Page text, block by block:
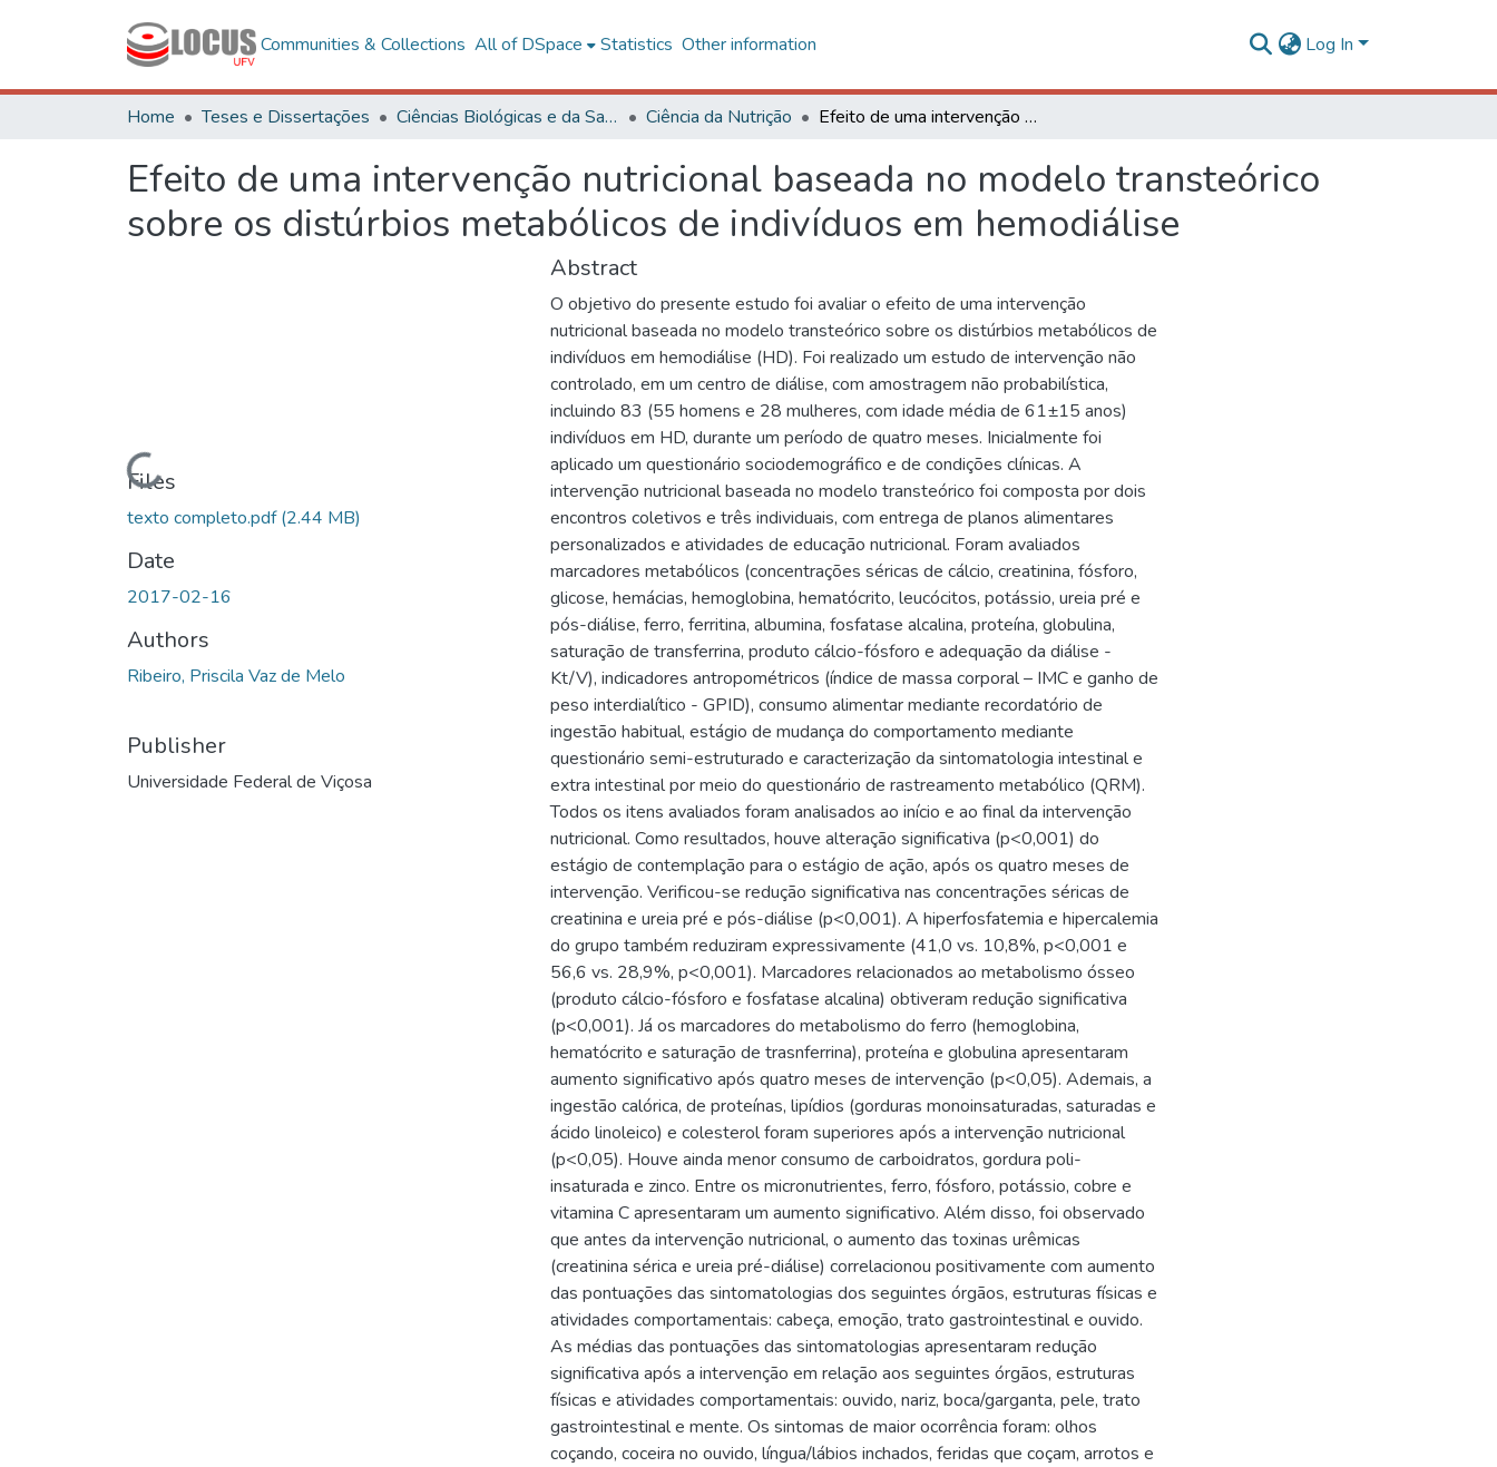
Communities & Collections All of DSpace Statistics Other information Log In
Home Teses e Dissertações Ciências Biológicas e da Saúde Ciência da Nutrição Efeito de uma intervenção nutricional baseada no modelo transteórico sobre os distúrbios metabólicos de indivíduos em hemodiálise
Efeito de uma intervenção nutricional baseada no modelo transteórico
sobre os distúrbios metabólicos de indivíduos em hemodiálise
Loading...
Files
texto completo.pdf(2.44 MB)
Date
2017-02-16
Authors
Ribeiro, Priscila Vaz de Melo
Publisher
Universidade Federal de Viçosa
Abstract
O objetivo do presente estudo foi avaliar o efeito de uma intervenção
nutricional baseada no modelo transteórico sobre os distúrbios metabólicos de
indivíduos em hemodiálise (HD). Foi realizado um estudo de intervenção não
controlado, em um centro de diálise, com amostragem não probabilística,
incluindo 83 (55 homens e 28 mulheres, com idade média de 61±15 anos)
indivíduos em HD, durante um período de quatro meses. Inicialmente foi
aplicado um questionário sociodemográfico e de condições clínicas. A
intervenção nutricional baseada no modelo transteórico foi composta por dois
encontros coletivos e três individuais, com entrega de planos alimentares
personalizados e atividades de educação nutricional. Foram avaliados
marcadores metabólicos (concentrações séricas de cálcio, creatinina, fósforo,
glicose, hemácias, hemoglobina, hematócrito, leucócitos, potássio, ureia pré e
pós-diálise, ferro, ferritina, albumina, fosfatase alcalina, proteína, globulina,
saturação de transferrina, produto cálcio-fósforo e adequação da diálise -
Kt/V), indicadores antropométricos (índice de massa corporal – IMC e ganho de
peso interdialítico - GPID), consumo alimentar mediante recordatório de
ingestão habitual, estágio de mudança do comportamento mediante
questionário semi-estruturado e caracterização da sintomatologia intestinal e
extra intestinal por meio do questionário de rastreamento metabólico (QRM).
Todos os itens avaliados foram analisados ao início e ao final da intervenção
nutricional. Como resultados, houve alteração significativa (p<0,001) do
estágio de contemplação para o estágio de ação, após os quatro meses de
intervenção. Verificou-se redução significativa nas concentrações séricas de
creatinina e ureia pré e pós-diálise (p<0,001). A hiperfosfatemia e hipercalemia
do grupo também reduziram expressivamente (41,0 vs. 10,8%, p<0,001 e
56,6 vs. 28,9%, p<0,001). Marcadores relacionados ao metabolismo ósseo
(produto cálcio-fósforo e fosfatase alcalina) obtiveram redução significativa
(p<0,001). Já os marcadores do metabolismo do ferro (hemoglobina,
hematócrito e saturação de trasnferrina), proteína e globulina apresentaram
aumento significativo após quatro meses de intervenção (p<0,05). Ademais, a
ingestão calórica, de proteínas, lipídios (gorduras monoinsaturadas, saturadas e
ácido linoleico) e colesterol foram superiores após a intervenção nutricional
(p<0,05). Houve ainda menor consumo de carboidratos, gordura poli-
insaturada e zinco. Entre os micronutrientes, ferro, fósforo, potássio, cobre e
vitamina C apresentaram um aumento significativo. Além disso, foi observado
que antes da intervenção nutricional, o aumento das toxinas urêmicas
(creatinina sérica e ureia pré-diálise) correlacionou positivamente com aumento
das pontuações das sintomatologias dos seguintes órgãos, estruturas físicas e
atividades comportamentais: cabeça, emoção, trato gastrointestinal e ouvido.
As médias das pontuações das sintomatologias apresentaram redução
significativa após a intervenção em relação aos seguintes órgãos, estruturas
físicas e atividades comportamentais: ouvido, nariz, boca/garganta, pele, trato
gastrointestinal e mente. Os sintomas de maior ocorrência foram: olhos
coçando, coceira no ouvido, língua/lábios inchados, feridas que coçam, arrotos e